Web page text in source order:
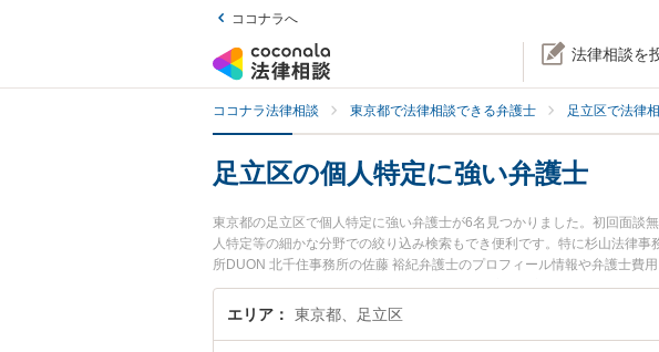
ココナラへ
法律相談を
ココナラ法律相談 東京都で法律相談できる弁護士 足立区で法律
足立区の個人特定に強い弁護士
東京都の足立区で個人特定に強い弁護士が6名見つかりました。初回面談
人特定等の細かな分野での絞り込み検索もでき便利です。特に杉山法律
所DUON 北千住事務所の佐藤 裕紀弁護士のプロフィール情報や弁護士費
士に相談したい』『個人特定のトラブル解決の実績豊富な近くの弁護士
困りの相談者さんにおすすめです。
エリア 東京都、足立区